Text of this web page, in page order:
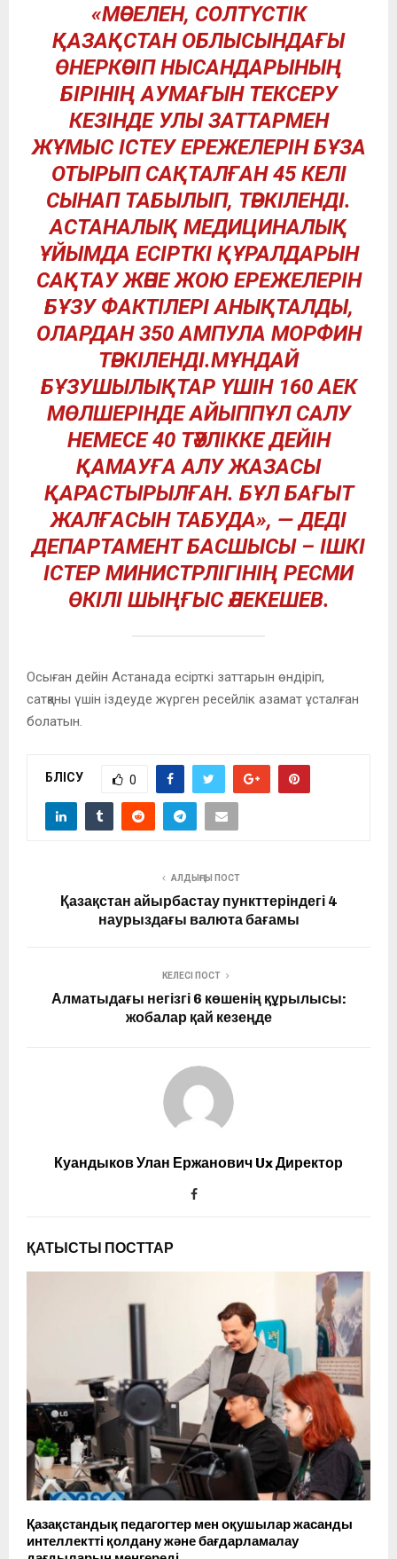
«МӘСЕЛЕН, СОЛТҮСТІК
ҚАЗАҚСТАН ОБЛЫСЫНДАҒЫ
ӨНЕРКӘСІП НЫСАНДАРЫНЫҢ
БІРІНІҢ АУМАҒЫН ТЕКСЕРУ
КЕЗІНДЕ УЛЫ ЗАТТАРМЕН
ЖҰМЫС ІСТЕУ ЕРЕЖЕЛЕРІН БҰЗА
ОТЫРЫП САҚТАЛҒАН 45 КЕЛІ
СЫНАП ТАБЫЛЫП, ТӘРКІЛЕНДІ.
АСТАНАЛЫҚ МЕДИЦИНАЛЫҚ
ҰЙЫМДА ЕСІРТКІ ҚҰРАЛДАРЫН
САҚТАУ ЖӘНЕ ЖОЮ ЕРЕЖЕЛЕРІН
БҰЗУ ФАКТІЛЕРІ АНЫҚТАЛДЫ,
ОЛАРДАН 350 АМПУЛА МОРФИН
ТӘРКІЛЕНДІ.МҰНДАЙ
БҰЗУШЫЛЫҚТАР ҮШІН 160 АЕК
МӨЛШЕРІНДЕ АЙЫППҰЛ САЛУ
НЕМЕСЕ 40 ТӘУЛІККЕ ДЕЙІН
ҚАМАУҒА АЛУ ЖАЗАСЫ
ҚАРАСТЫРЫЛҒАН. БҰЛ БАҒЫТ
ЖАЛҒАСЫН ТАБУДА», — ДЕДІ
ДЕПАРТАМЕНТ БАСШЫСЫ – ІШКІ
ІСТЕР МИНИСТРЛІГІНІҢ РЕСМИ
ӨКІЛІ ШЫҢҒЫС ӘЛЕКЕШЕВ.
Осыған дейін Астанада есірткі заттарын өндіріп,
сатқаны үшін іздеуде жүрген ресейлік азамат ұсталған
болатын.
БӨЛІСУ 0
АЛДЫҢҒЫ ПОСТ
Қазақстан айырбастау пункттеріндегі 4
наурыздағы валюта бағамы
КЕЛЕСІ ПОСТ
Алматыдағы негізгі 6 көшенің құрылысы:
жобалар қай кезеңде
Куандыков Улан Ержанович Ux Директор
ҚАТЫСТЫ ПОСТТАР
Қазақстандық педагогтер мен оқушылар жасанды
интеллектті қолдану және бағдарламалау